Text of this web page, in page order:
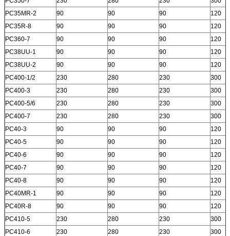
PC35MR-2
90 90 90
120
PC35R-8
90 90 90
120
PC360-7
90 90 90
120
PC38UU-1
90 90 90
120
PC38UU-2
90 90 90
120
PC400-1/2
230 280 230
300
PC400-3
230 280 230
300
PC400-5/6
230 280 230
300
PC400-7
230 280 230
300
PC40-3
90 90 90
120
PC40-5
90 90 90
120
PC40-6
90 90 90
120
PC40-7
90 90 90
120
PC40-8
90 90 90
120
PC40MR-1
90 90 90
120
PC40R-8
90 90 90
120
PC410-5
230 280 230
300
PC410-6
230 280 230
300